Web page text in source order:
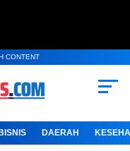
CONTENT
BISNIS DAERAH